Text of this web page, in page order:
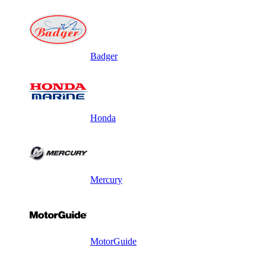
Badger
Honda
Mercury
MotorGuide